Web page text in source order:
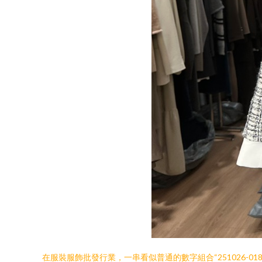
在服裝服飾批發行業，一串看似普通的數字組合“251026-